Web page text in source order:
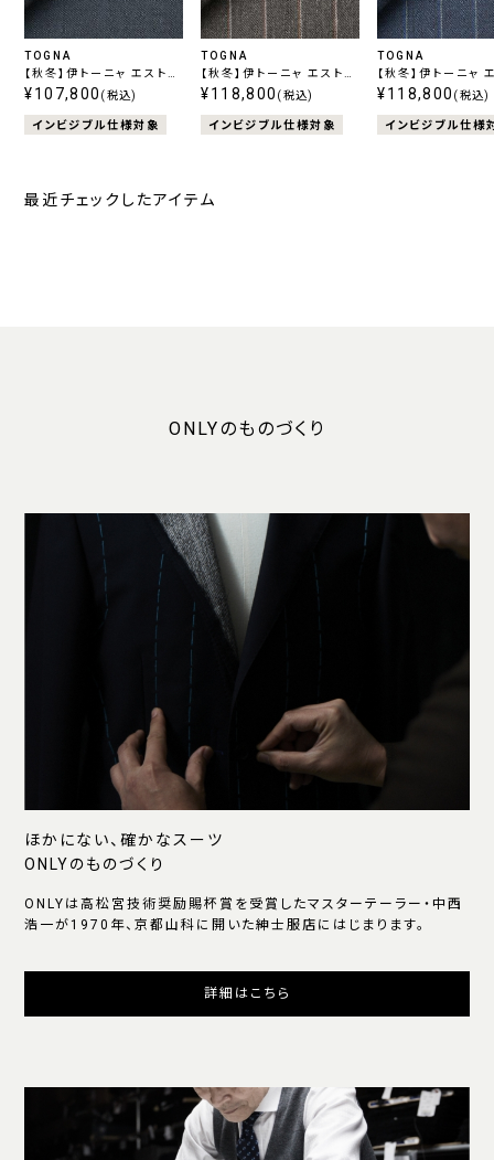
TOGNA
【秋冬】伊トーニャ エストラ
ート ストレッチ ブルー
¥107,800 (税込)
インビジブル仕様対象
TOGNA
【秋冬】伊トーニャ エストラ
ート ストレッチ グレー スト
¥118,800 (税込)
インビジブル仕様対象
TOGNA
【秋冬】伊トーニャ
ート ストレッチ ブ
¥118,800 (税込)
インビジブル仕様
最近チェックしたアイテム
ONLYのものづくり
ほかにない、確かなスーツ
ONLYのものづくり
ONLYは高松宮技術奨励賜杯賞を受賞したマスターテーラー・中西
浩一が1970年、京都山科に開いた紳士服店にはじまります。
詳細はこちら